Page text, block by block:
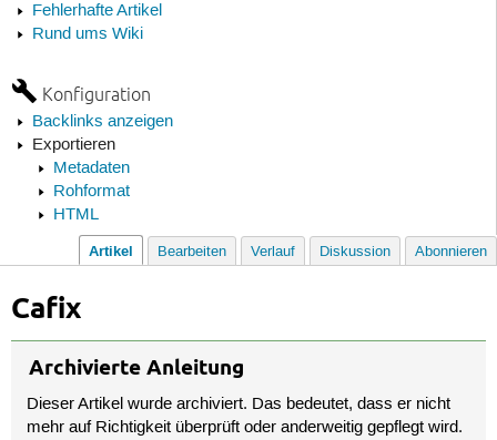
Fehlerhafte Artikel
Rund ums Wiki
Konfiguration
Backlinks anzeigen
Exportieren
Metadaten
Rohformat
HTML
Artikel Bearbeiten Verlauf Diskussion Abonnieren
Cafix
Archivierte Anleitung
Dieser Artikel wurde archiviert. Das bedeutet, dass er nicht
mehr auf Richtigkeit überprüft oder anderweitig gepflegt wird.